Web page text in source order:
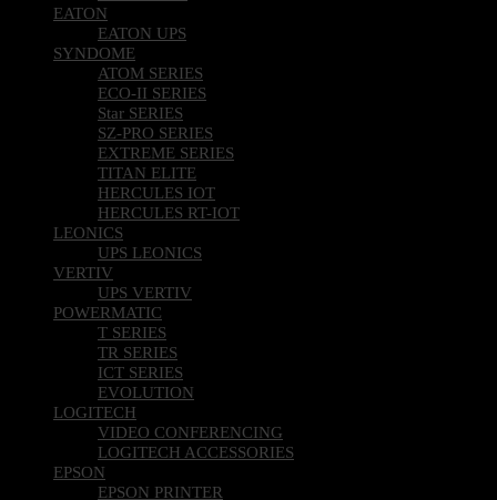
EATON
EATON UPS
SYNDOME
ATOM SERIES
ECO-II SERIES
Star SERIES
SZ-PRO SERIES
EXTREME SERIES
TITAN ELITE
HERCULES IOT
HERCULES RT-IOT
LEONICS
UPS LEONICS
VERTIV
UPS VERTIV
POWERMATIC
T SERIES
TR SERIES
ICT SERIES
EVOLUTION
LOGITECH
VIDEO CONFERENCING
LOGITECH ACCESSORIES
EPSON
EPSON PRINTER